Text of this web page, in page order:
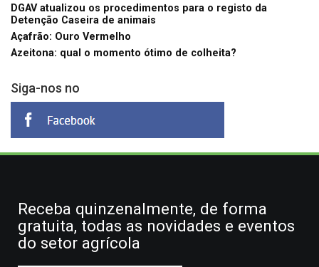
DGAV atualizou os procedimentos para o registo da
Detenção Caseira de animais
Açafrão: Ouro Vermelho
Azeitona: qual o momento ótimo de colheita?
Siga-nos no
Receba quinzenalmente, de forma
gratuita, todas as novidades e eventos
do setor agrícola